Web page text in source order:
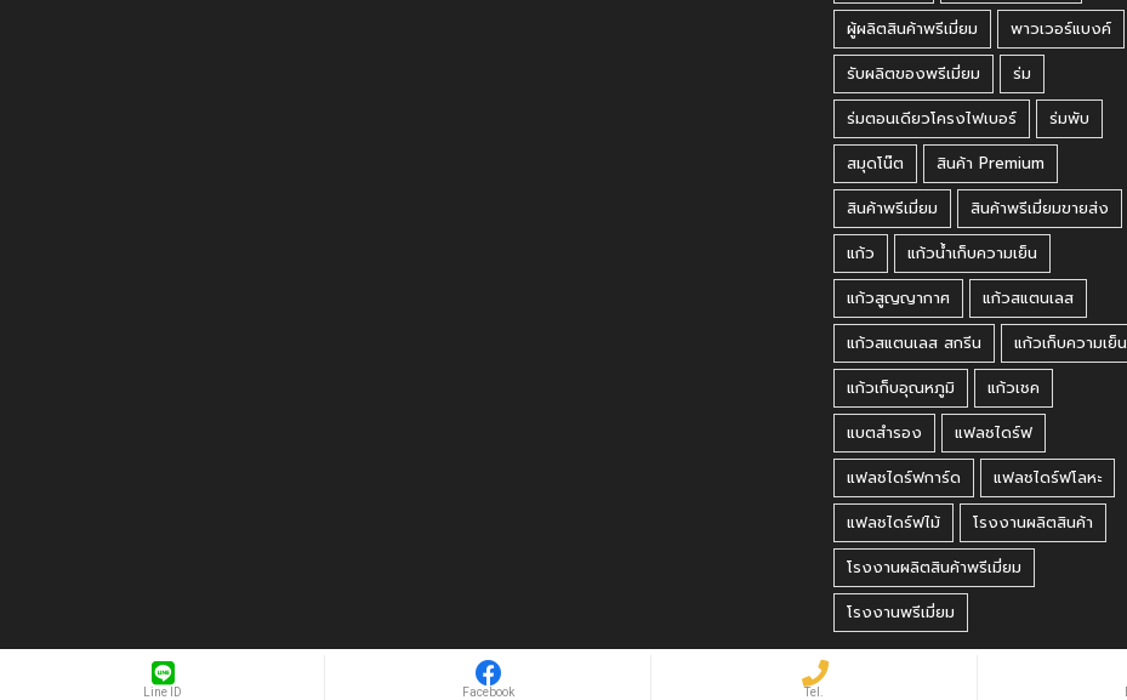
ผู้ผลิตสินค้าพรีเมี่ยม
พาวเวอร์แบงค์
รับผลิตของพรีเมี่ยม
ร่ม
ร่มตอนเดียวโครงไฟเบอร์
ร่มพับ
สมุดโน๊ต
สินค้า Premium
สินค้าพรีเมี่ยม
สินค้าพรีเมี่ยมขายส่ง
แก้ว
แก้วน้ำเก็บความเย็น
แก้วสูญญากาศ
แก้วสแตนเลส
แก้วสแตนเลส สกรีน
แก้วเก็บความเย็น
แก้วเก็บอุณหภูมิ
แก้วเชค
แบตสำรอง
แฟลชไดร์ฟ
แฟลชไดร์ฟการ์ด
แฟลชไดร์ฟโลหะ
แฟลชไดร์ฟไม้
โรงงานผลิตสินค้า
โรงงานผลิตสินค้าพรีเมี่ยม
โรงงานพรีเมี่ยม